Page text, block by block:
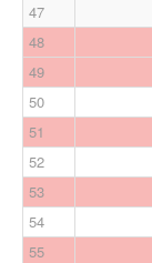
47
48
49
50
51
52
53
54
55